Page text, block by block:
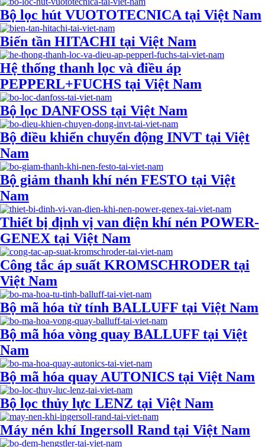
Bộ lọc hút VUOTOTECNICA tại Việt Nam
Biến tần HITACHI tại Việt Nam
Hệ thống thanh lọc và điều áp
PEPPERL+FUCHS tại Việt Nam
Bộ lọc DANFOSS tại Việt Nam
Bộ điều khiển chuyển động INVT tại Việt
Nam
Bộ giảm thanh khí nén FESTO tại Việt
Nam
Thiết bị định vị van điện khí nén POWER-
GENEX tại Việt Nam
Công tắc áp suất KROMSCHRODER tại
Việt Nam
Bộ mã hóa từ tính BALLUFF tại Việt Nam
Bộ mã hóa vòng quay BALLUFF tại Việt
Nam
Bộ mã hóa quay AUTONICS tại Việt Nam
Bộ lọc thủy lực LENZ tại Việt Nam
Máy nén khí Ingersoll Rand tại Việt Nam